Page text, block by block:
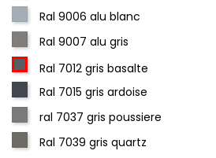
Ral 9006 alu blanc
Ral 9007 alu gris
Ral 7012 gris basalte
Ral 7015 gris ardoise
ral 7037 gris poussiere
Ral 7039 gris quartz